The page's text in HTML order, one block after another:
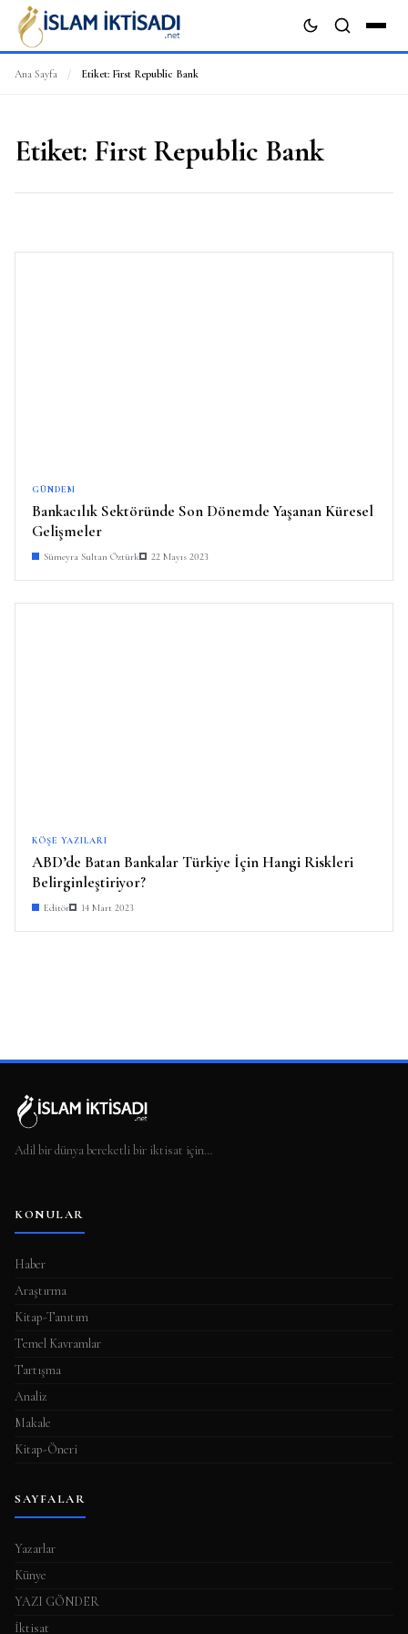
Ana Sayfa / Etiket: First Republic Bank
Etiket: First Republic Bank
GÜNDEM
Bankacılık Sektöründe Son Dönemde Yaşanan Küresel
Gelişmeler
Sümeyra Sultan Öztürk 22 Mayıs 2023
KÖŞE YAZILARI
ABD’de Batan Bankalar Türkiye İçin Hangi Riskleri
Belirginleştiriyor?
Editör 14 Mart 2023
Adil bir dünya bereketli bir iktisat için…
KONULAR
Haber
Araştırma
Kitap-Tanıtım
Temel Kavramlar
Tartışma
Analiz
Makale
Kitap-Öneri
SAYFALAR
Yazarlar
Künye
YAZI GÖNDER
İktisat